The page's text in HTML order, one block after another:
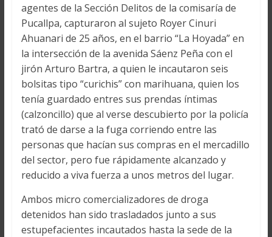
agentes de la Sección Delitos de la comisaría de
Pucallpa, capturaron al sujeto Royer Cinuri
Ahuanari de 25 años, en el barrio “La Hoyada” en
la intersección de la avenida Sáenz Peña con el
jirón Arturo Bartra, a quien le incautaron seis
bolsitas tipo “curichis” con marihuana, quien los
tenía guardado entres sus prendas íntimas
(calzoncillo) que al verse descubierto por la policía
trató de darse a la fuga corriendo entre las
personas que hacían sus compras en el mercadillo
del sector, pero fue rápidamente alcanzado y
reducido a viva fuerza a unos metros del lugar.
Ambos micro comercializadores de droga
detenidos han sido trasladados junto a sus
estupefacientes incautados hasta la sede de la